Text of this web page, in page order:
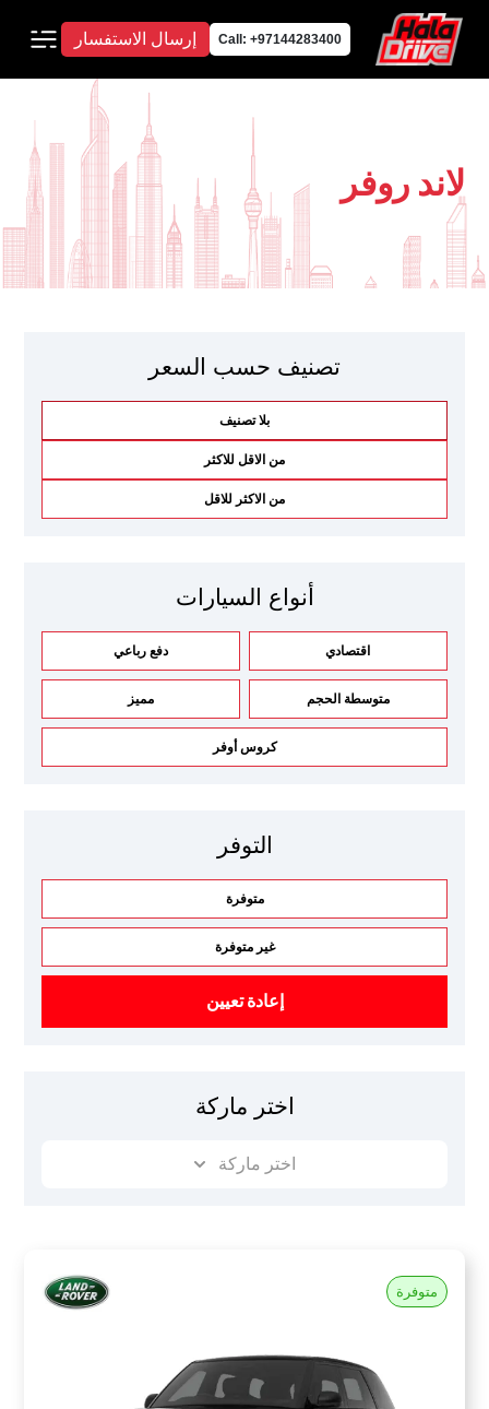
Call: +97144283400 إرسال الاستفسار
لاند روفر
تصنيف حسب السعر
بلا تصنيف
من الاقل للاكثر
من الاكثر للاقل
أنواع السيارات
اقتصادي دفع رباعي
متوسطة الحجم مميز
كروس أوفر
التوفر
متوفرة
غير متوفرة
إعادة تعيين
اختر ماركة
اختر ماركة
متوفرة